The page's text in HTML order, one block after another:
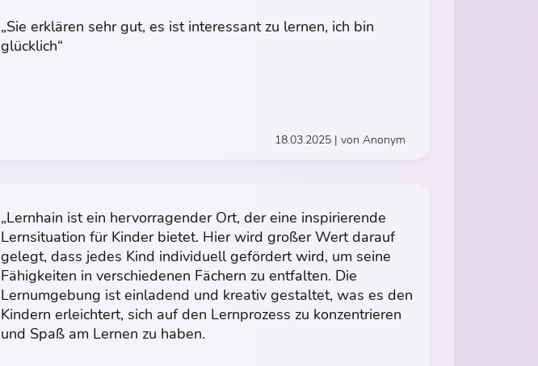
„Sie erklären sehr gut, es ist interessant zu lernen, ich bin
glücklich“
18.03.2025 | von Anonym
„Lernhain ist ein hervorragender Ort, der eine inspirierende
Lernsituation für Kinder bietet. Hier wird großer Wert darauf
gelegt, dass jedes Kind individuell gefördert wird, um seine
Fähigkeiten in verschiedenen Fächern zu entfalten. Die
Lernumgebung ist einladend und kreativ gestaltet, was es den
Kindern erleichtert, sich auf den Lernprozess zu konzentrieren
und Spaß am Lernen zu haben.